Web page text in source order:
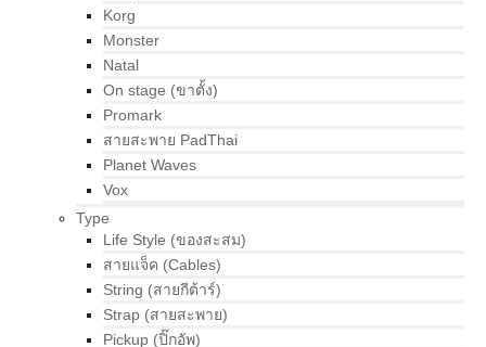
Korg
Monster
Natal
On stage (ขาตั้ง)
Promark
สายสะพาย PadThai
Planet Waves
Vox
Type
Life Style (ของสะสม)
สายแจ็ค (Cables)
String (สายกีต้าร์)
Strap (สายสะพาย)
Pickup (ปิ๊กอัพ)